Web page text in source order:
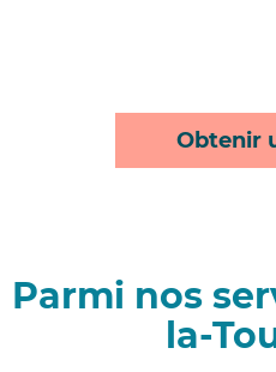
Obtenir
Parmi nos
la-